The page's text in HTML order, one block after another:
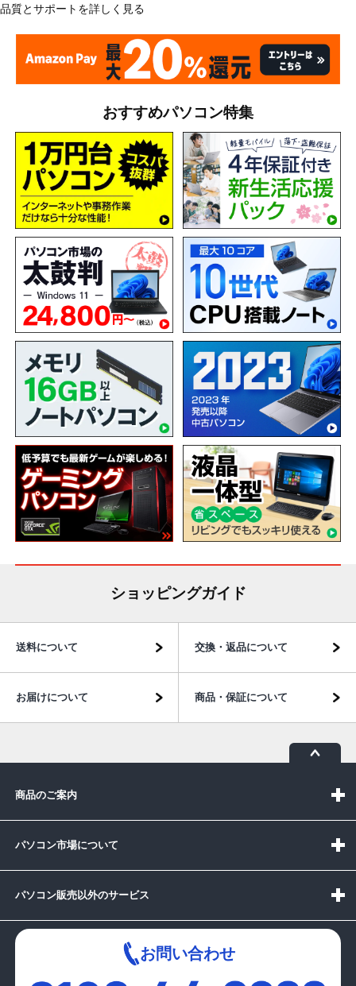
品質とサポートを詳しく見る
おすすめパソコン特集
ショッピングガイド
送料について 交換・返品について
お届けについて 商品・保証について
商品のご案内
パソコン市場について
パソコン販売以外のサービス
お問い合わせ